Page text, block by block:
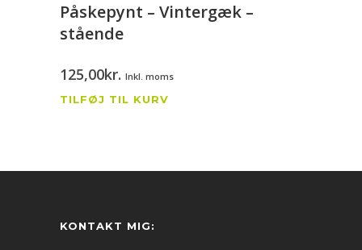
Påskepynt – Vintergæk –
stående
125,00kr. Inkl. moms
TILFØJ TIL KURV
KONTAKT MIG: